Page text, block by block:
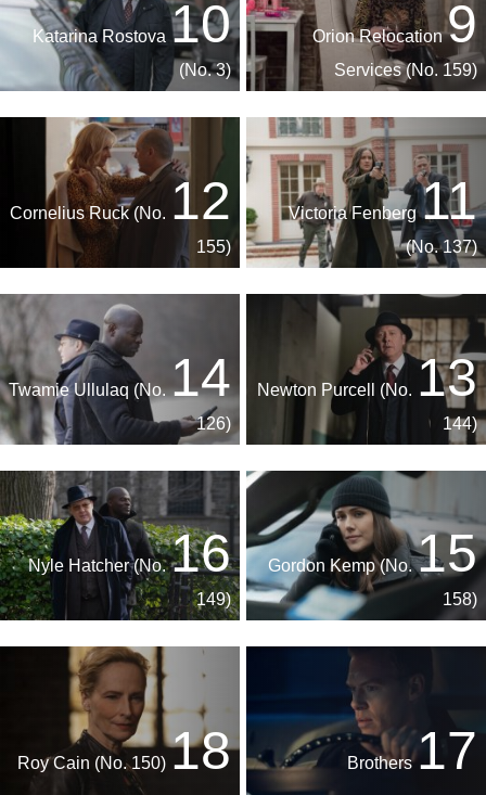
9
Orion Relocation
Services (No. 159)
10
Katarina Rostova
(No. 3)
11
Victoria Fenberg
(No. 137)
12
Cornelius Ruck (No.
155)
13
Newton Purcell (No.
144)
14
Twamie Ullulaq (No.
126)
15
Gordon Kemp (No.
158)
16
Nyle Hatcher (No.
149)
17
Brothers
18